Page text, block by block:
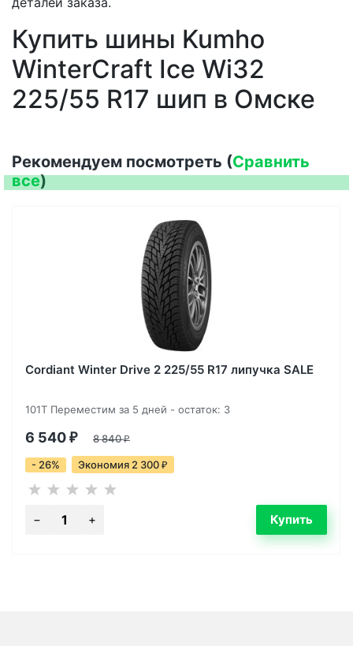
Купить шины Kumho
WinterCraft Ice Wi32
225/55 R17 шип в Омске
Рекомендуем посмотреть (Сравнить
все)
Cordiant Winter Drive 2 225/55 R17 липучка SALE
101T Переместим за 5 дней - остаток: 3
6 540 ₽ 8 840₽
- 26% Экономия 2 300 ₽